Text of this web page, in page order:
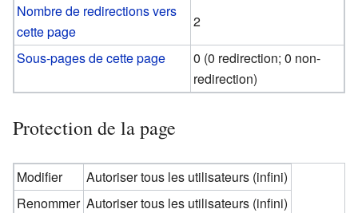
Nombre de redirections vers
cette page
2
Sous-pages de cette page
0 (0 redirection; 0 non-
redirection)
Protection de la page
Modifier
Autoriser tous les utilisateurs (infini)
Renommer Autoriser tous les utilisateurs (infini)